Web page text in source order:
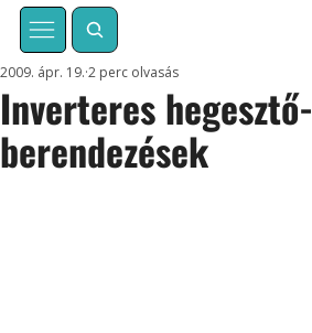
Inverteres hegesztő-
berendezések
2009. ápr. 19. 2 perc olvasás